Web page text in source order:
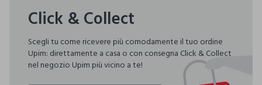
Click & Collect
Scegli tu come ricevere più comodamente il tuo ordine
Upim: direttamente a casa o con consegna Click & Collect
nel negozio Upim più vicino a te!